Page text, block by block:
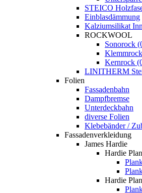
STEICO
Einblasdämmung
Kalziumsilikat
ROCKWOOL
Sonorock
Kernrock
LINITHERM
Folien
Fassadenbahn
Dampfbremse
Unterdeckbahn
diverse Folien
Klebebänder /
Fassadenverkleidung
James Hardie
Hardie
Hardie